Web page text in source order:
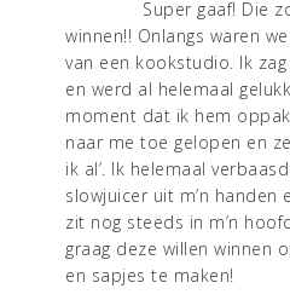
Super gaaf! Die
winnen!! Onlangs waren
van een kookstudio. Ik
en werd al helemaal
moment dat ik hem
naar me toe gelopen en
ik al’. Ik helemaal
slowjuicer uit m’n handen
zit nog steeds in m’n
graag deze willen winnen
en sapjes te maken!